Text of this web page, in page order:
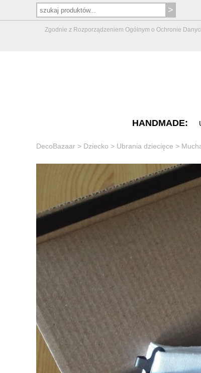
Zgodnie z Rozporządzeniem Ogólnym o Ochronie
HANDMADE:
DecoBazaar > Dziecko > Ubrania dziecięce >